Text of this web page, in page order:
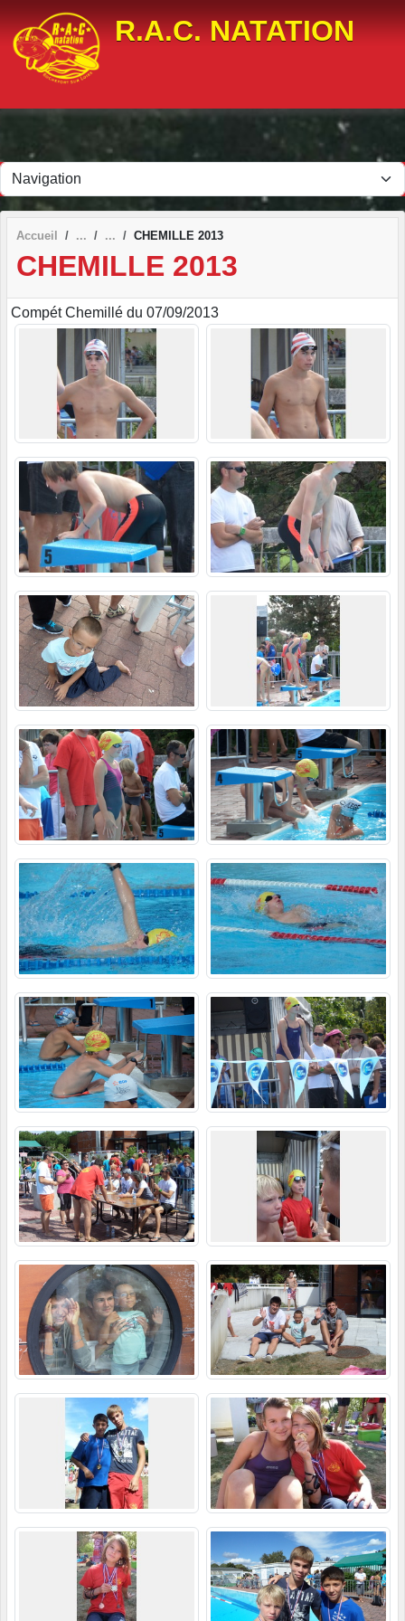
R.A.C. NATATION
Accueil CHEMILLE 2013
CHEMILLE 2013
Compét Chemillé du 07/09/2013
Panneau de gestion des cookies